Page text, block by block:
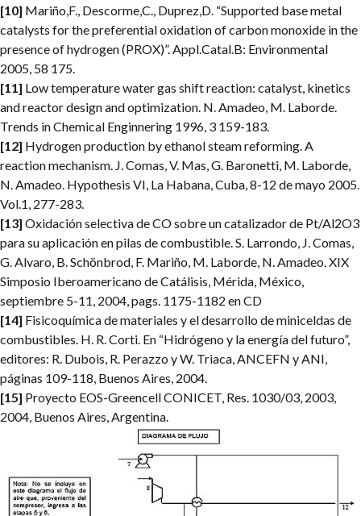
[10] Mariño,F., Descorme,C., Duprez,D. “Supported base metal
catalysts for the preferential oxidation of carbon monoxide in the
presence of hydrogen (PROX)”. Appl.Catal.B: Environmental
2005, 58 175.
[11] Low temperature water gas shift reaction: catalyst, kinetics
and reactor design and optimization. N. Amadeo, M. Laborde.
Trends in Chemical Enginnering 1996, 3 159-183.
[12] Hydrogen production by ethanol steam reforming. A
reaction mechanism. J. Comas, V. Mas, G. Baronetti, M. Laborde,
N. Amadeo. Hypothesis VI, La Habana, Cuba, 8-12 de mayo 2005.
Vol.1, 277-283.
[13] Oxidación selectiva de CO sobre un catalizador de Pt/Al2O3
para su aplicación en pilas de combustible. S. Larrondo, J. Comas,
G. Alvaro, B. Schönbrod, F. Mariño, M. Laborde, N. Amadeo. XIX
Simposio Iberoamericano de Catálisis, Mérida, México,
septiembre 5-11, 2004, pags. 1175-1182 en CD
[14] Fisicoquímica de materiales y el desarrollo de miniceldas de
combustibles. H. R. Corti. En “Hidrógeno y la energía del futuro”,
editores: R. Dubois, R. Perazzo y W. Triaca, ANCEFN y ANI,
páginas 109-118, Buenos Aires, 2004.
[15] Proyecto EOS-Greencell CONICET, Res. 1030/03, 2003,
2004, Buenos Aires, Argentina.